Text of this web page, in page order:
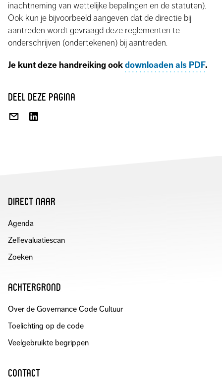
inachtneming van wettelijke bepalingen en de statuten).
Ook kun je bijvoorbeeld aangeven dat de directie bij
aantreden wordt gevraagd deze reglementen te
onderschrijven (ondertekenen) bij aantreden.
Je kunt deze handreiking ookdownloaden als PDF.
deel deze pagina
DEEL
DEEL
direct naar
Agenda
Zelfevaluatiescan
Zoeken
achtergrond
Over de Governance Code Cultuur
Toelichting op de code
Veelgebruikte begrippen
contact